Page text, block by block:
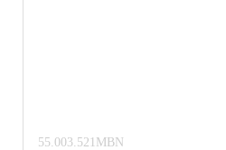
55.003.521MBN